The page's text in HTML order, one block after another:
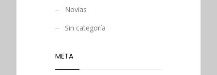
Novias
Sin categoría
META